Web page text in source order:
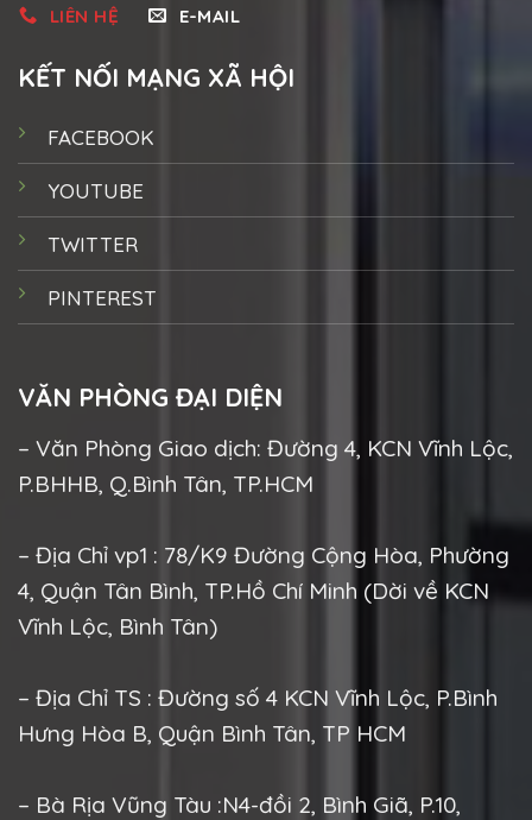
LIÊN HỆ E-MAIL
KẾT NỐI MẠNG XÃ HỘI
FACEBOOK
YOUTUBE
TWITTER
PINTEREST
VĂN PHÒNG ĐẠI DIỆN
– Văn Phòng Giao dịch: Đường 4, KCN Vĩnh Lộc,
P.BHHB, Q.Bình Tân, TP.HCM
– Địa Chỉ vp1 : 78/K9 Đường Cộng Hòa, Phường
4, Quận Tân Bình, TP.Hồ Chí Minh (Dời về KCN
Vĩnh Lộc, Bình Tân)
– Địa Chỉ TS : Đường số 4 KCN Vĩnh Lộc, P.Bình
Hưng Hòa B, Quận Bình Tân, TP HCM
– Bà Rịa Vũng Tàu :N4-đồi 2, Bình Giã, P.10,